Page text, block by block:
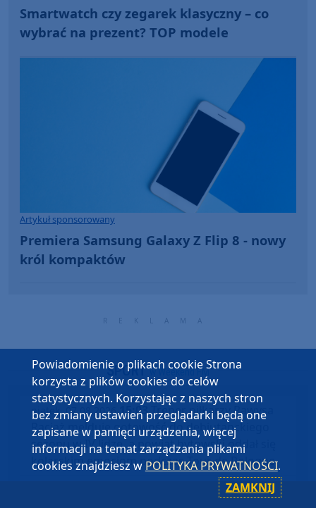
Smartwatch czy zegarek klasyczny – co
wybrać na prezent? TOP modele
Artykuł sponsorowany
Premiera Samsung Galaxy Z Flip 8 - nowy
król kompaktów
SPORTw Weekend FM
piątek, 07.08.2026 15:03Trener piłkarzy Rawysa
Raciąż melduje gotowość do debiutanckiego
sezonu w IV lidze, a powiat bytowski oddał się
kolarskim emocjom podczas Tour de Pologne
Śliwicka Dyszka po raz
Powiadomienie o plikach cookie Strona
korzysta z plików cookies do celów
statystycznych. Korzystając z naszych stron
bez zmiany ustawień przeglądarki będą one
zapisane w pamięci urządzenia, więcej
informacji na temat zarządzania plikami
cookies znajdziesz w POLITYKA PRYWATNOŚCI.
ZAMKNIJ